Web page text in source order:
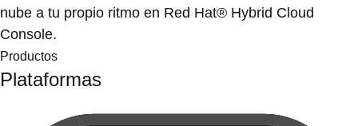
nube a tu propio ritmo en Red Hat® Hybrid Cloud
Console.
Productos
Plataformas